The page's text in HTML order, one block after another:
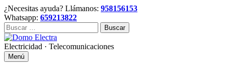
Skip
to
content
¿Necesitas ayuda? Llámanos: 958156153
Whatsapp: 659213822
Buscar:
Electricidad · Telecomunicaciones
Menú